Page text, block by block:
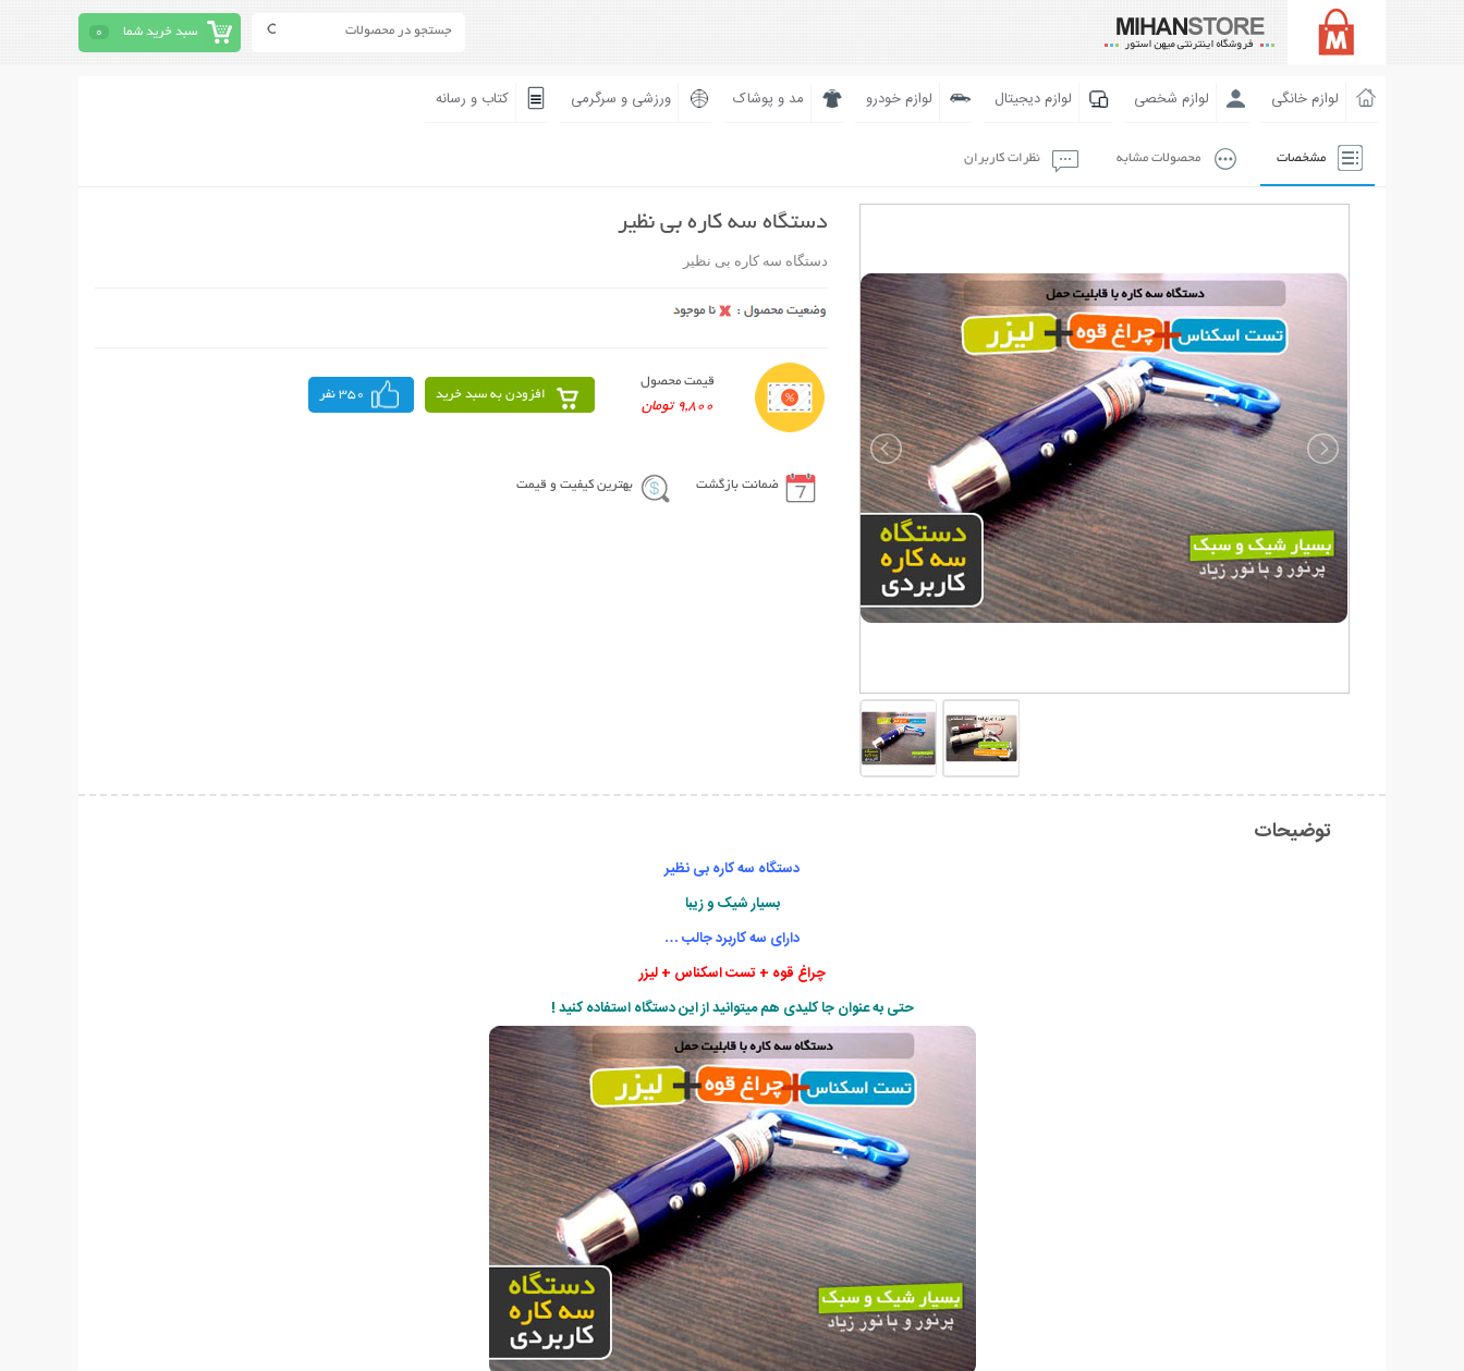
سبد خرید شما 0
لوازم خانگی لوازم شخصی لوازم دیجیتال لوازم خودرو مد و پوشاک ورزشی و سرگرمی کتاب و رسانه
مشخصات محصولات مشابه نظرات کاربران
دستگاه سه کاره بی نظیر
دستگاه سه کاره بی نظیر
قیمت محصول
9,800 تومان
افزودن به سبد خرید 350 نفر
ضمانت بازگشت بهترین کیفیت و قیمت
توضیحات
دستگاه سه کاره بی نظیر
بسیار شیک و زیبا
دارای سه کاربرد جالب …
چراغ قوه + تست اسکناس + لیزر
حتی به عنوان جا کلیدی هم میتوانید از این دستگاه استفاده کنید !